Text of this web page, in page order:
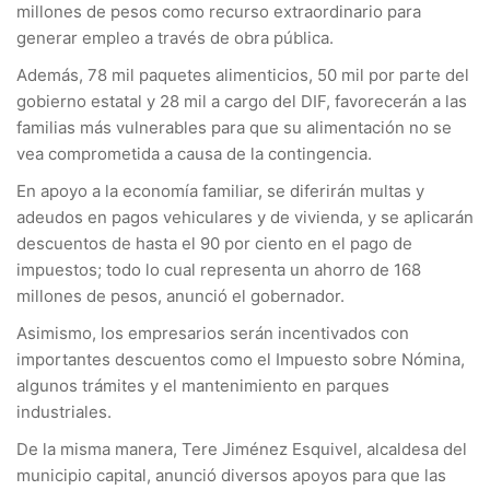
millones de pesos como recurso extraordinario para
generar empleo a través de obra pública.
Además, 78 mil paquetes alimenticios, 50 mil por parte del
gobierno estatal y 28 mil a cargo del DIF, favorecerán a las
familias más vulnerables para que su alimentación no se
vea comprometida a causa de la contingencia.
En apoyo a la economía familiar, se diferirán multas y
adeudos en pagos vehiculares y de vivienda, y se aplicarán
descuentos de hasta el 90 por ciento en el pago de
impuestos; todo lo cual representa un ahorro de 168
millones de pesos, anunció el gobernador.
Asimismo, los empresarios serán incentivados con
importantes descuentos como el Impuesto sobre Nómina,
algunos trámites y el mantenimiento en parques
industriales.
De la misma manera, Tere Jiménez Esquivel, alcaldesa del
municipio capital, anunció diversos apoyos para que las